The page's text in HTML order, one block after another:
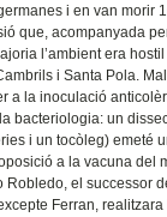
i en van morir
que, acompanyada
l’ambient era
i Santa Pola.
a la inoculació
bacteriologia: un
i un tocòleg) emeté
a la vacuna del
Robledo, el successor
Ferran,